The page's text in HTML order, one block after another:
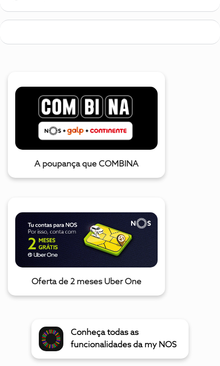
A poupança que COMBINA
Oferta de 2 meses Uber One
Conheça todas as
funcionalidades da my NOS